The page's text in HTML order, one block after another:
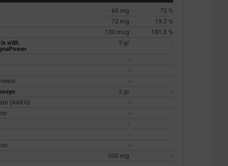
60 mg
75 %
72 mg
19.2 %
100 mcg
181.8 %
with
3 gr -
-
-
-
2 gr
-
(AAKG)
-
-
-
-
-
500 mg
-